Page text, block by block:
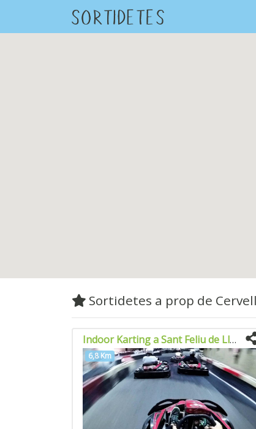
Sortidetes a prop de
Indoor Karting a Sant Feliu de Llobregat
6,8 Km